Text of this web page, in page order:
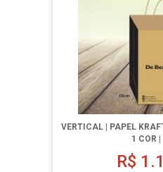
VERTICAL | PAPEL
1 COR
R$